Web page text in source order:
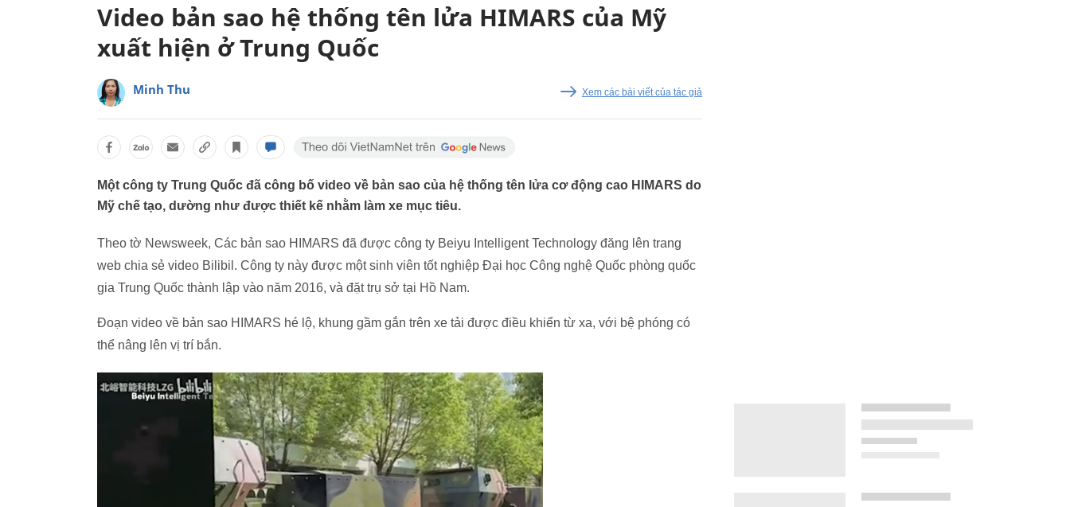
Video bản sao hệ thống tên lửa HIMARS của Mỹ
xuất hiện ở Trung Quốc
Minh Thu Xem các bài viết của tác giả
Một công ty Trung Quốc đã công bố video về bản sao của hệ thống tên lửa cơ động cao HIMARS do
Mỹ chế tạo, dường như được thiết kế nhằm làm xe mục tiêu.
Theo tờ Newsweek, Các bản sao HIMARS đã được công ty Beiyu Intelligent Technology đăng lên trang
web chia sẻ video Bilibil. Công ty này được một sinh viên tốt nghiệp Đại học Công nghệ Quốc phòng quốc
gia Trung Quốc thành lập vào năm 2016, và đặt trụ sở tại Hồ Nam.
Đoạn video về bản sao HIMARS hé lộ, khung gầm gắn trên xe tải được điều khiển từ xa, với bệ phóng có
thể nâng lên vị trí bắn.